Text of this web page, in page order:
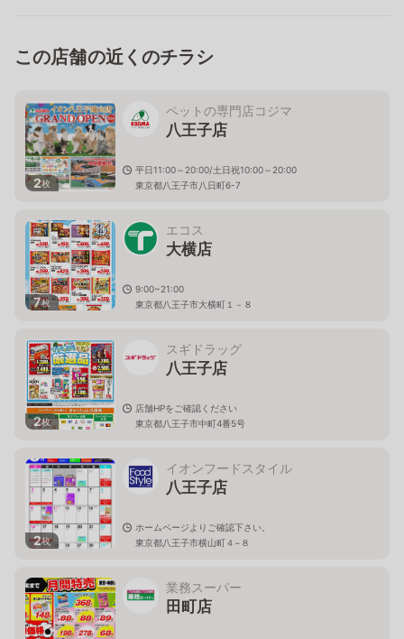
この店舗の近くのチラシ
2枚
ペットの専門店コジマ
八王子店
平日11:00～20:00/土日祝10:00～20:00
東京都八王子市八日町6-7
7枚
エコス
大横店
9:00~21:00
東京都八王子市大横町１－８
2枚
スギドラッグ
八王子店
店舗HPをご確認ください
東京都八王子市中町4番5号
2枚
イオンフードスタイル
八王子店
ホームページよりご確認下さい。
東京都八王子市横山町４−８
業務スーパー
田町店